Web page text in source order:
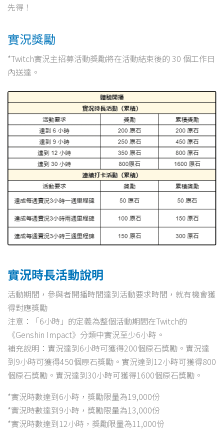
先得！
實況獎勵
*Twitch實況主招募活動獎勵將在活動結束後的 30 個工作日
內送達。
實況時長活動說明
活動期間，參與者開播時間達到活動要求時間，就有機會獲
得對應獎勵
注意：「6小時」的定義為整個活動期間在Twitch的
《Genshin Impact》分類中實況至少6小時。
補充說明：實況達到6小時可獲得200個原石獎勵。實況達
到9小時可獲得450個原石獎勵。實況達到12小時可獲得800
個原石獎勵。實況達到30小時可獲得1600個原石獎勵。
*實況時數達到6小時，獎勵限量為19,000份
*實況時數達到9小時，獎勵限量為13,000份
*實況時數達到12小時，獎勵限量為11,000份